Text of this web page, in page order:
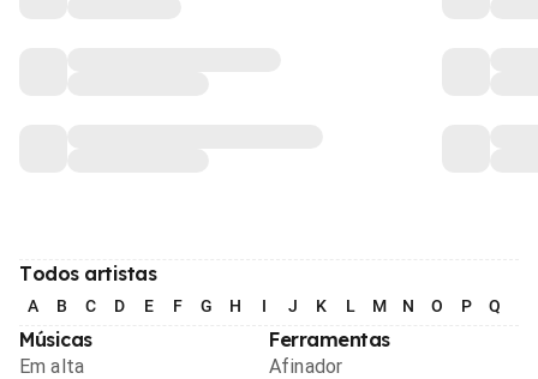
Todos artistas
A B C D E F G H I J K L M N O P Q
Músicas
Em alta
Ferramentas
Afinador